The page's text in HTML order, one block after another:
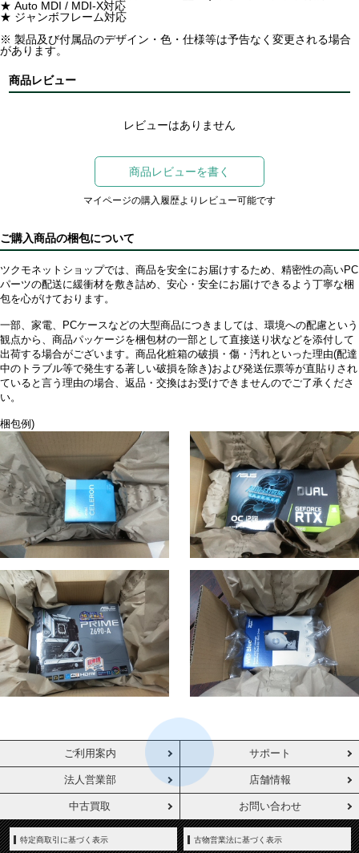
★ Auto MDI / MDI-X対応
★ ジャンボフレーム対応
※ 製品及び付属品のデザイン・色・仕様等は予告なく変更される場合
があります。
商品レビュー
レビューはありません
商品レビューを書く
マイページの購入履歴よりレビュー可能です
ご購入商品の梱包について
ツクモネットショップでは、商品を安全にお届けするため、精密性の高いPC
パーツの配送に緩衝材を敷き詰め、安心・安全にお届けできるよう丁寧な梱
包を心がけております。
一部、家電、PCケースなどの大型商品につきましては、環境への配慮という
観点から、商品パッケージを梱包材の一部として直接送り状などを添付して
出荷する場合がございます。商品化粧箱の破損・傷・汚れといった理由(配達
中のトラブル等で発生する著しい破損を除き)および発送伝票等が直貼りされ
ていると言う理由の場合、返品・交換はお受けできませんのでご了承くださ
い。
梱包例)
ご利用案内 サポート
法人営業部 店舗情報
中古買取 お問い合わせ
特定商取引に基づく表示 古物営業法に基づく表示